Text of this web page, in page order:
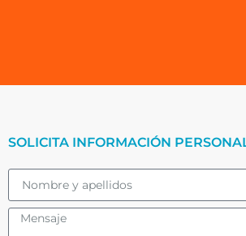
SOLICITA INFORMACIÓN